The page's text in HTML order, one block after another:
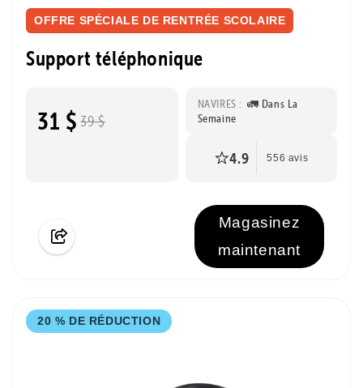
OFFRE SPÉCIALE DE RENTRÉE SCOLAIRE
Support téléphonique
31 $ 39 $
NAVIRES : 🚛 Dans La
Semaine
4.9 556 avis
Magasinez
maintenant
20 % DE RÉDUCTION